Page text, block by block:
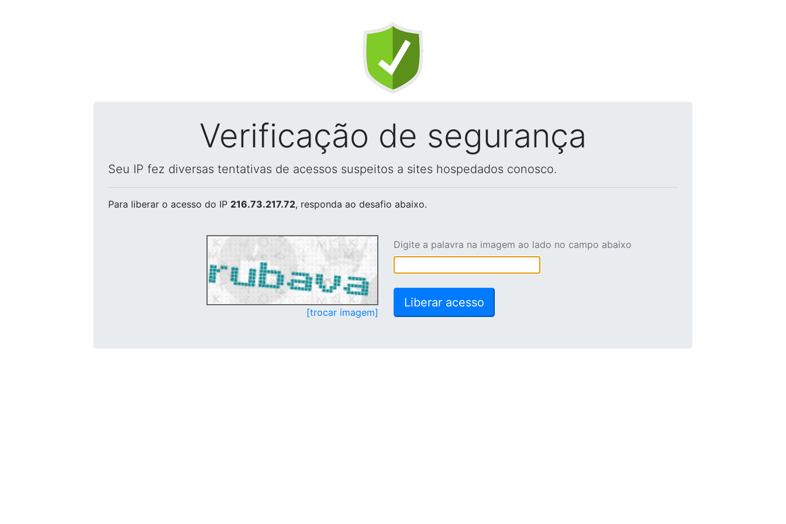
Verificação de segurança
Seu IP fez diversas tentativas de acessos suspeitos a sites hospedados conosco.
Para liberar o acesso do IP 216.73.217.72, responda ao desafio abaixo.
[trocar imagem]
Digite a palavra na imagem ao lado no campo abaixo